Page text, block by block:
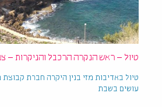
טיול – ראש הנקרה הרכבל והניקרות –
טיול באדיבות מזי בנין היקרה חברת
עושים בשבת